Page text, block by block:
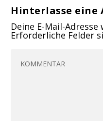
Hinterlasse eine
Deine E-Mail-
Erforderliche Felder